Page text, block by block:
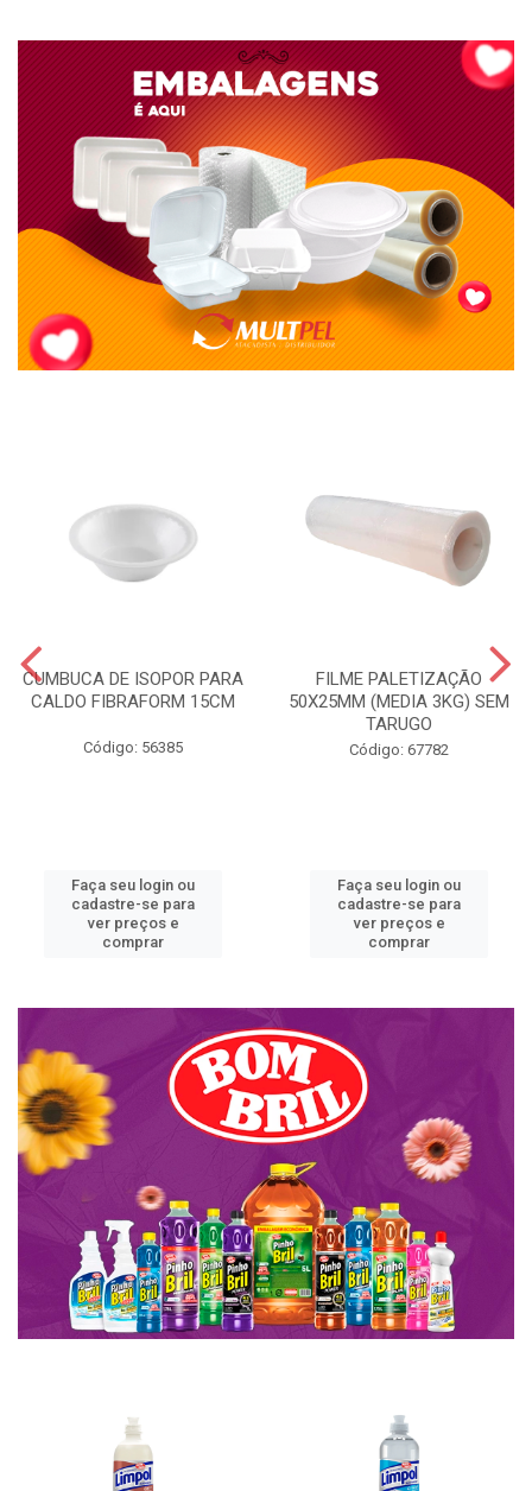
CUMBUCA DE ISOPOR PARA
CALDO FIBRAFORM 15CM
Código: 56385
Faça seu login ou
cadastre-se para
ver preços e
comprar
FILME PALETIZAÇÃO
50X25MM (MEDIA 3KG) SEM
TARUGO
Código: 67782
Faça seu login ou
cadastre-se para
ver preços e
comprar